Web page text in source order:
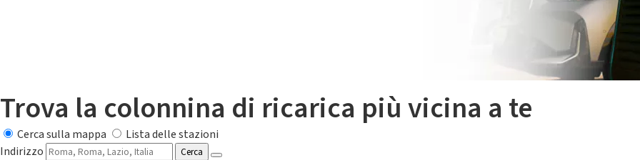
Trova la colonnina di ricarica più vicina a te
Cerca sulla mappa
Lista delle stazioni
Indirizzo
Cerca